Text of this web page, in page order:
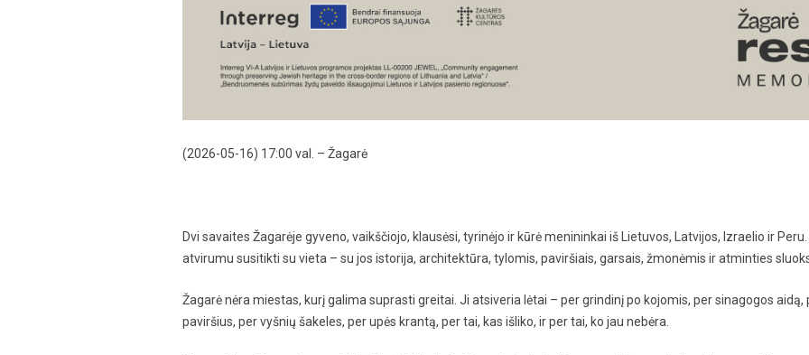
(2026-05-16) 17:00 val. – Žagarė
Dvi savaites Žagarėje gyveno, vaikščiojo, klausėsi, tyrinėjo ir kūrė menininkai iš Lietuvos, Latvijos, Izraelio ir
atvirumu susitikti su vieta – su jos istorija, architektūra, tylomis, paviršiais, garsais, žmonėmis ir atminties
Žagarė nėra miestas, kurį galima suprasti greitai. Ji atsiveria lėtai – per grindinį po kojomis, per sinagogos
paviršius, per vyšnių šakeles, per upės krantą, per tai, kas išliko, ir per tai, ko jau nebėra.